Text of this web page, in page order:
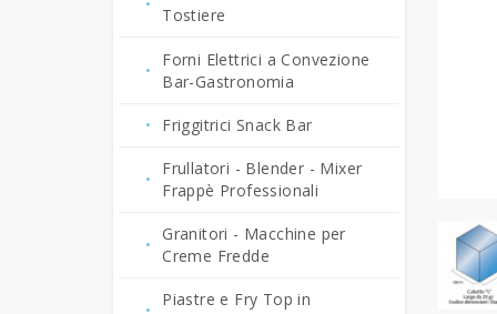
Tostiere
Forni Elettrici a Convezione
Bar-Gastronomia
Friggitrici Snack Bar
Frullatori - Blender - Mixer
Frappè Professionali
Granitori - Macchine per
Creme Fredde
Piastre e Fry Top in